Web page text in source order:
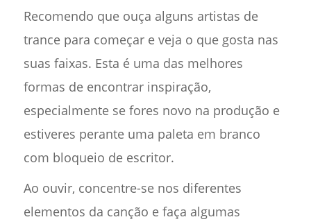
Recomendo que ouça alguns artistas de
trance para começar e veja o que gosta nas
suas faixas. Esta é uma das melhores
formas de encontrar inspiração,
especialmente se fores novo na produção e
estiveres perante uma paleta em branco
com bloqueio de escritor.
Ao ouvir, concentre-se nos diferentes
elementos da canção e faça algumas